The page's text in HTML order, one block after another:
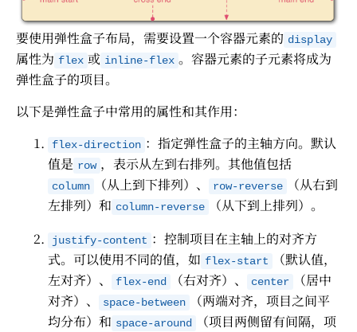
要使用弹性盒子布局，需要设置一个容器元素的 display
属性为 flex 或 inline-flex 。容器元素的子元素将成为
弹性盒子的项目。
以下是弹性盒子中常用的属性和其作用：
flex-direction ：指定弹性盒子的主轴方向。默认
值是 row ，表示从左到右排列。其他值包括
column （从上到下排列）、 row-reverse
（从右到
左排列）和 column-reverse （从下到上排列）。
justify-content ：控制项目在主轴上的对齐方
式。可以使用不同的值，如 flex-start
（默认值，
左对齐）、
flex-end （右对齐）、 center
（居中
对齐）、
space-between
（两端对齐，项目之间平
均分布）和 space-around
（项目两侧留有间隔，项